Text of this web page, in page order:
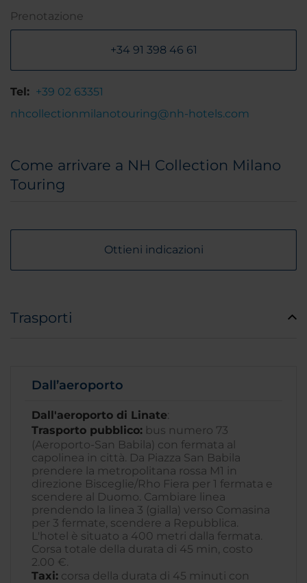
Prenotazione
+34 91 398 46 61
Tel: +39 02 63351
nhcollectionmilanotouring@nh-hotels.com
Come arrivare a NH Collection Milano
Touring
Ottieni indicazioni
Trasporti
Dall’aeroporto
Dall'aeroporto di Linate:
Trasporto pubblico: bus numero 73
(Aeroporto-San Babila) con fermata al
capolinea in città. Da Piazza San Babila
prendere la metropolitana rossa M1 in
direzione Bisceglie/Rho Fiera per 1 fermata e
scendere al Duomo. Cambiare linea
prendendo la linea 3 (gialla) verso Comasina
per 3 fermate, scendere a Repubblica.
L'hotel è situato a 400 metri dalla fermata.
Corsa totale della durata di 45 min, costo
2.00 €.
Taxi: corsa della durata di 45 minuti con